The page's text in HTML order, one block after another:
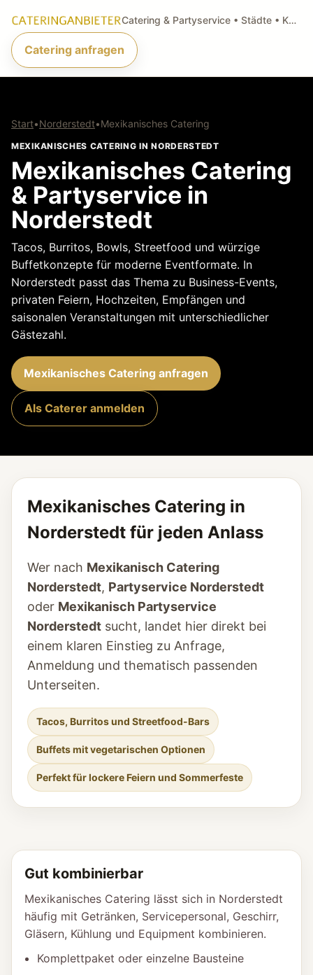
Catering & Partyservice • Städte • Küchenarten • Anfragen
Catering anfragen
Start•Norderstedt•Mexikanisches Catering
MEXIKANISCHES CATERING IN NORDERSTEDT
Mexikanisches Catering
& Partyservice in
Norderstedt
Tacos, Burritos, Bowls, Streetfood und würzige
Buffetkonzepte für moderne Eventformate. In
Norderstedt passt das Thema zu Business-Events,
privaten Feiern, Hochzeiten, Empfängen und
saisonalen Veranstaltungen mit unterschiedlicher
Gästezahl.
Mexikanisches Catering anfragen
Als Caterer anmelden
Mexikanisches Catering in
Norderstedt für jeden Anlass
Wer nach Mexikanisch Catering
Norderstedt, Partyservice Norderstedt
oder Mexikanisch Partyservice
Norderstedt sucht, landet hier direkt bei
einem klaren Einstieg zu Anfrage,
Anmeldung und thematisch passenden
Unterseiten.
Tacos, Burritos und Streetfood-Bars
Buffets mit vegetarischen Optionen
Perfekt für lockere Feiern und Sommerfeste
Gut kombinierbar
Mexikanisches Catering lässt sich in Norderstedt
häufig mit Getränken, Servicepersonal, Geschirr,
Gläsern, Kühlung und Equipment kombinieren.
Komplettpaket oder einzelne Bausteine